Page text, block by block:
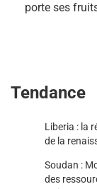
porte ses
Tendance
Liberia : la
de la
Soudan :
des